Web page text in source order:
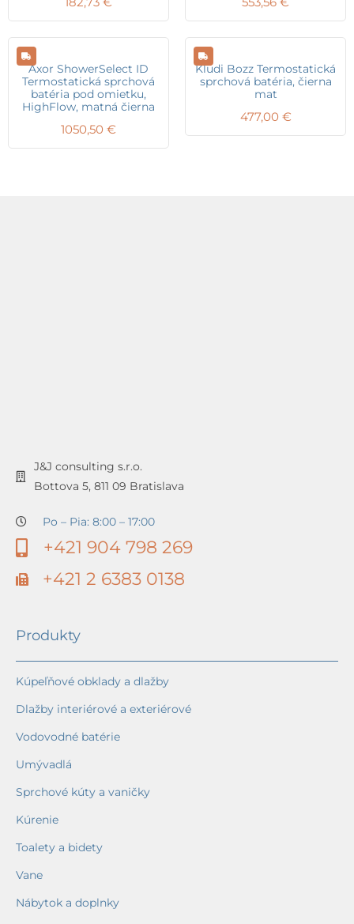
Axor ShowerSelect ID
Termostatická sprchová
batéria pod omietku,
HighFlow, matná čierna
1050,50 €
Kludi Bozz Termostatická
sprchová batéria, čierna
mat
477,00 €
J&J consulting s.r.o.
Bottova 5, 811 09 Bratislava
Po – Pia: 8:00 – 17:00
+421 904 798 269
+421 2 6383 0138
Produkty
Kúpeľňové obklady a dlažby
Dlažby interiérové a exteriérové
Vodovodné batérie
Umývadlá
Sprchové kúty a vaničky
Kúrenie
Toalety a bidety
Vane
Nábytok a doplnky